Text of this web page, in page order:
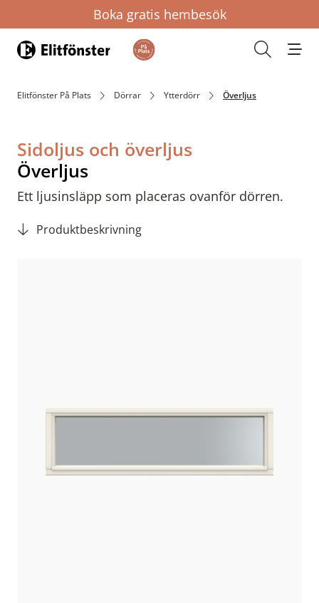
Boka gratis hembesök
Hem
Elitfönster På Plats Dörrar Ytterdörr Överljus
Sidoljus och överljus
Överljus
Ett ljusinsläpp som placeras ovanför dörren.
Produktbeskrivning